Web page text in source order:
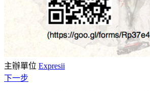
主辦單位 Expresii
下一步